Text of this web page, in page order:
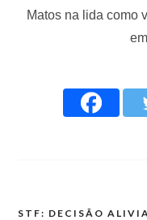
Matos na lida como
STF: DECISÃO ALIVIA